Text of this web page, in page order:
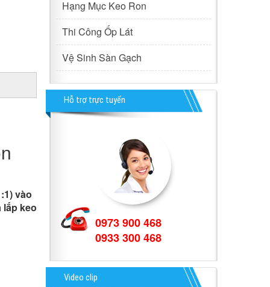
vào
keo
Hạng Mục Keo Ron
Thi Công Ốp Lát
Vệ Sinh Sàn Gạch
Hỗ trợ trực tuyến
0973 900 468
0933 300 468
Video clip